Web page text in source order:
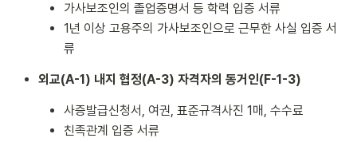
가사보조인의 졸업증명서 등 학력 입증 서류
1년 이상 고용주의 가사보조인으로 근무한 사실 입증 서
류
외교(A-1) 내지 협정(A-3) 자격자의 동거인(F-1-3)
사증발급신청서, 여권, 표준규격사진 1매, 수수료
친족관계 입증 서류